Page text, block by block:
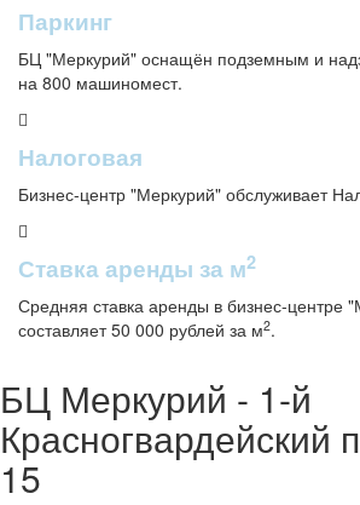
Паркинг
БЦ "Меркурий" оснащён подземным и
на 800 машиномест.
Налоговая
Бизнес-центр "Меркурий" обслуживает
Ставка аренды за м2
Средняя ставка аренды в бизнес-центре
составляет 50 000 рублей за м2.
БЦ Меркурий - 1-й
Красногвардейский
15